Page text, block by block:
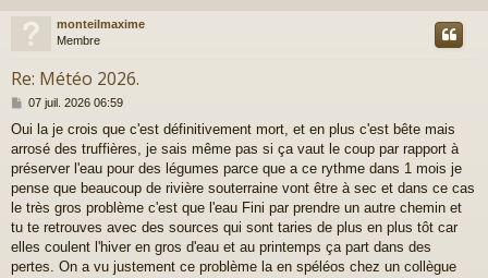
monteilmaxime
Membre
Re: Météo 2026.
M
s
s
a
g
07 juil. 2026 06:59
Oui la je crois que c'est définitivement mort, et en plus c'est bête mais
arrosé des truffières, je sais même pas si ça vaut le coup par rapport à
préserver l'eau pour des légumes parce que a ce rythme dans 1 mois je
pense que beaucoup de rivière souterraine vont être à sec et dans ce cas
le très gros problème c'est que l'eau Fini par prendre un autre chemin et
tu te retrouves avec des sources qui sont taries de plus en plus tôt car
elles coulent l'hiver en gros d'eau et au printemps ça part dans des
pertes. On a vu justement ce problème la en spéléos chez un collègue